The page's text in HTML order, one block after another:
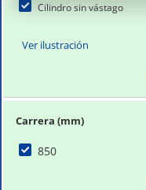
Cilindro sin vástago
Ver ilustración
Carrera (mm)
850